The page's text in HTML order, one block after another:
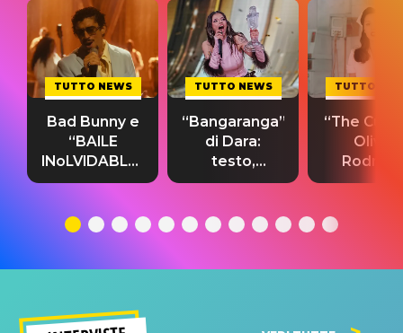
TUTTO NEWS
Bad Bunny e
“BAILE
INoLVIDABLE”:
testo,
significato
TUTTO NEWS
“Bangaranga”
di Dara:
testo,
traduzione e
del singolo
TUTTO
“The
Olivia
testo,